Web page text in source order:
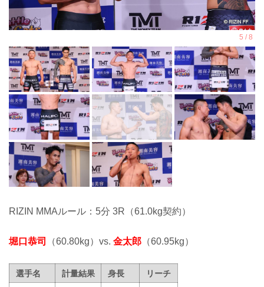
RIZIN MMAルール：5分 3R（61.0kg契約）
堀口恭司 （60.80kg）vs. 金太郎 （60.95kg）
選手名 計量結果 身長
リーチ